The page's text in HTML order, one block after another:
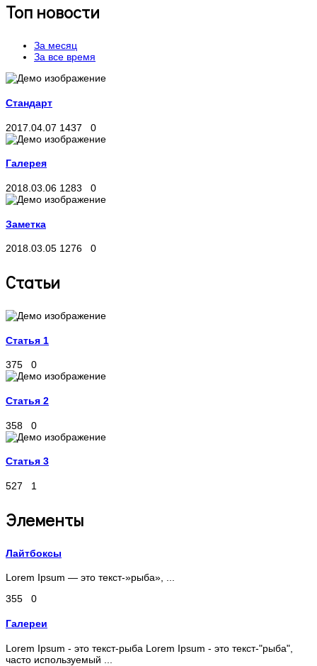
Топ новости
За месяц
За все время
Стандарт
2017.04.07 1437 0
Галерея
2018.03.06 1283 0
Заметка
2018.03.05 1276 0
Статьи
Статья 1
375 0
Статья 2
358 0
Статья 3
527 1
Элементы
Лайтбоксы
Lorem Ipsum — это текст-»рыба», ...
355 0
Галереи
Lorem Ipsum - это текст-рыба Lorem Ipsum - это текст-"рыба",
часто используемый ...